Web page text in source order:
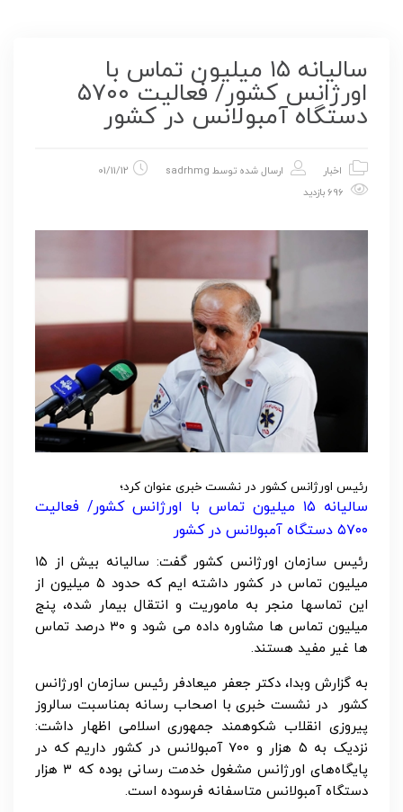
سالیانه ۱۵ میلیون تماس با
اورژانس کشور/ فعالیت ۵۷۰۰
دستگاه آمبولانس در کشور
اخبار ارسال شده توسط sadrhmg
01/11/12
رئیس اورژانس کشور در نشست خبری عنوان کرد؛
سالیانه ۱۵ میلیون تماس با اورژانس کشور/ فعالیت
۵۷۰۰ دستگاه آمبولانس در کشور
رئیس سازمان اورژانس کشور گفت: سالیانه بیش از ۱۵
میلیون تماس در کشور داشته ایم که حدود ۵ میلیون از
این تماسها منجر به ماموریت و انتقال بیمار شده، پنج
میلیون تماس ها مشاوره داده می شود و ۳۰ درصد تماس
ها غیر مفید هستند.
به گزارش وبدا، دکتر جعفر میعادفر رئیس سازمان اورژانس
کشور در نشست خبری با اصحاب رسانه بمناسبت سالروز
پیروزی انقلاب شکوهمند جمهوری اسلامی اظهار داشت:
نزدیک به ۵ هزار و ۷۰۰ آمبولانس در کشور داریم که در
پایگاه‌های اورژانس مشغول خدمت رسانی بوده که ۳ هزار
دستگاه آمبولانس متاسفانه فرسوده است.